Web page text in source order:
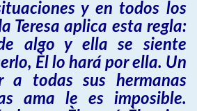
y en todos los
Teresa aplica esta regla:
algo y ella se siente
Èl lo hará por ella. Un
a todas sus hermanas
ama le es imposible.